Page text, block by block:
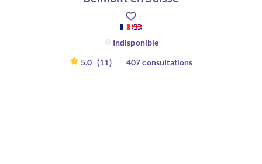
Indisponible
5.0 (11) 407 consultations